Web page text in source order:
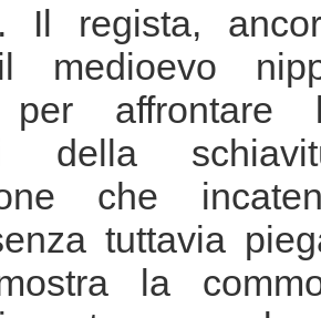
Il regista,
medioevo
per affrontare
della
che
tuttavia
la